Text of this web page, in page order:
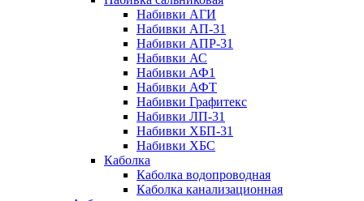
Набивки АГИ
Набивки АП-31
Набивки АПР-31
Набивки АС
Набивки АФ1
Набивки АФТ
Набивки Графитекс
Набивки ЛП-31
Набивки ХБП-31
Набивки ХБС
Каболка
Каболка водопроводная
Каболка канализационная